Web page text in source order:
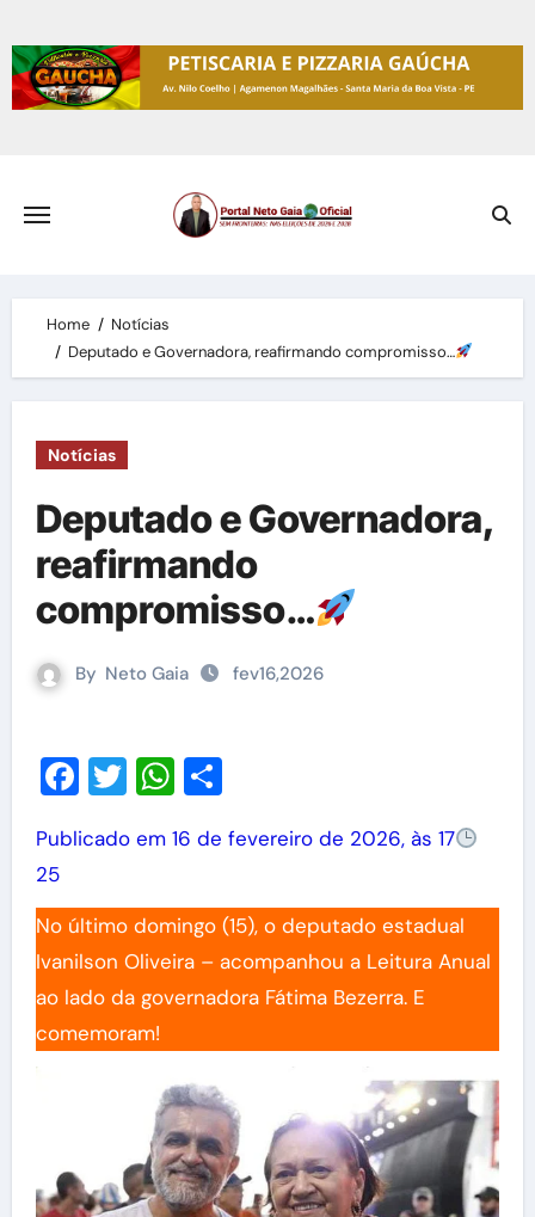
to
content
Home
Notícias
Deputado e Governadora, reafirmando compromisso…
Notícias
Deputado e Governadora,
reafirmando
compromisso…
By Neto Gaia fev16,2026
Facebook
TwitterWhatsApp
Share
Publicado em 16 de fevereiro de 2026, às 17
25
No último domingo (15), o deputado estadual
Ivanilson Oliveira – acompanhou a Leitura Anual
ao lado da governadora Fátima Bezerra. E
comemoram!